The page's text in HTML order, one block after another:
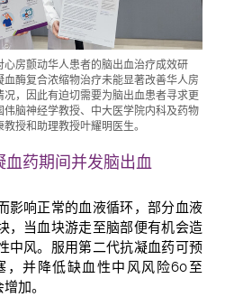
房颤动华人患者的脑出血治疗成效研
酶复合浓缩物治疗未能显著改善华人房
，因此有迫切需要为脑出血患者寻求更
脑神经学教授、中大医学院内科及药物
授和助理教授叶耀明医生。
药期间并发脑出血
影响正常的血液循环，部分血液
，当血块游走至脑部便有机会造
中风。服用第二代抗凝血药可预
，并降低缺血性中风风险60至
加。